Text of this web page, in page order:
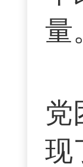
量
党
现